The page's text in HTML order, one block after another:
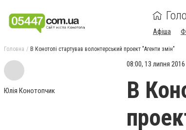
Афіша
Головна В Конотопі стартував волонтерський проект "Агенти змін"
Юлія Конотопчик
08:00, 13 липня 2016
В